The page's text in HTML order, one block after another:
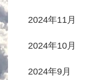
2024年11月
2024年10月
2024年9月